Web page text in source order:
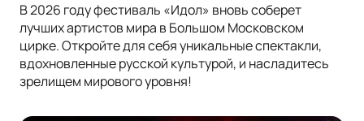
В 2026 году фестиваль «Идол» вновь соберет
лучших артистов мира в Большом Московском
цирке. Откройте для себя уникальные спектакли,
вдохновленные русской культурой, и насладитесь
зрелищем мирового уровня!